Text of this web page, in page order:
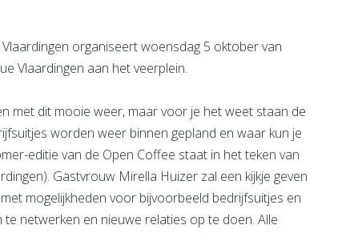
organiseert woensdag 5 oktober van
Vlaardingen aan het veerplein.
met dit mooie weer, maar voor je het weet staan de
worden weer binnen gepland en waar kun je
editie van de Open Coffee staat in het teken van
Gastvrouw Mirella Huizer zal een kijkje geven
mogelijkheden voor bijvoorbeeld bedrijfsuitjes en
netwerken en nieuwe relaties op te doen. Alle